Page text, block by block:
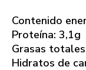
Contenido
Proteína: 3,1g
Grasas
Hidratos de